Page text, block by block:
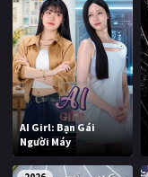
AI Girl: Bạn Gái
Người Máy